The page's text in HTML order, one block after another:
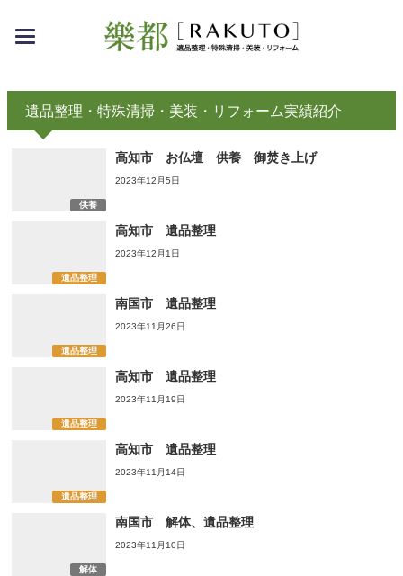
toggle
遺品整理・特殊清掃・美装・リフォーム実績紹介
供養
高知市 お仏壇 供養 御焚き上げ
2023年12月5日
遺品整理
高知市 遺品整理
2023年12月1日
遺品整理
南国市 遺品整理
2023年11月26日
遺品整理
高知市 遺品整理
2023年11月19日
遺品整理
高知市 遺品整理
2023年11月14日
解体
南国市 解体、遺品整理
2023年11月10日